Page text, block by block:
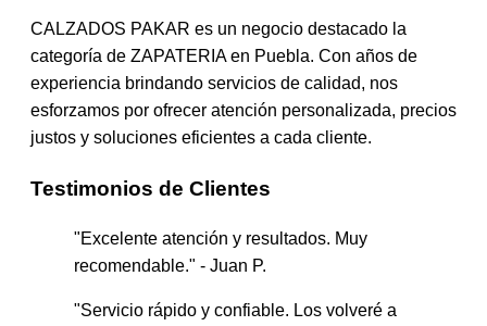
CALZADOS PAKAR es un negocio destacado la
categoría de ZAPATERIA en Puebla. Con años de
experiencia brindando servicios de calidad, nos
esforzamos por ofrecer atención personalizada, precios
justos y soluciones eficientes a cada cliente.
Testimonios de Clientes
"Excelente atención y resultados. Muy
recomendable." - Juan P.
"Servicio rápido y confiable. Los volveré a